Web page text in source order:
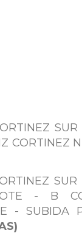
CORTINEZ
OTE - B
- SUBIDA